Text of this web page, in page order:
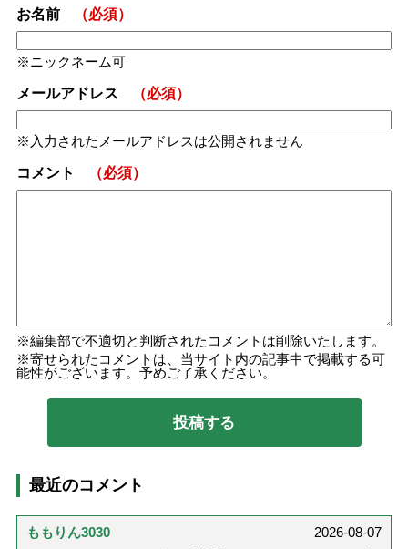
お名前 （必須）
ニックネーム可
メールアドレス （必須）
入力されたメールアドレスは公開されません
コメント （必須）
編集部で不適切と判断されたコメントは削除いたします。
寄せられたコメントは、当サイト内の記事中で掲載する可
能性がございます。予めご了承ください。
最近のコメント
ももりん3030
2026-08-07